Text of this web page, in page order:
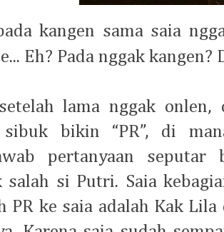
kangen sama saia
Eh? Pada nggak kangen?
lama nggak onlen,
sibuk bikin “PR”, di
pertanyaan seputar
salah si Putri. Saia
PR ke saia adalah Kak